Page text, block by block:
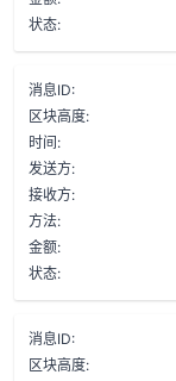
状态:
消息ID:
区块高度:
时间:
发送方:
接收方:
方法:
金额:
状态:
消息ID:
区块高度: